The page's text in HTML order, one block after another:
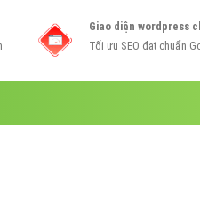
Giao diện wordpress
Tối ưu SEO đạt chuẩn